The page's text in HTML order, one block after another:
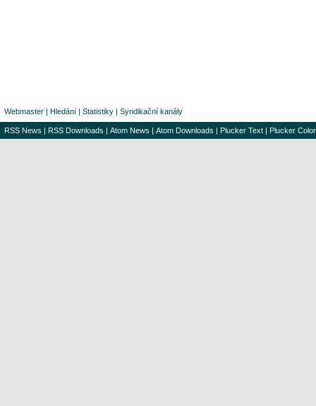
Webmaster | Hledání | Statistiky | Syndikační kanály
RSS News | RSS Downloads | Atom News | Atom Downloads | Plucker Text | Plucker Color